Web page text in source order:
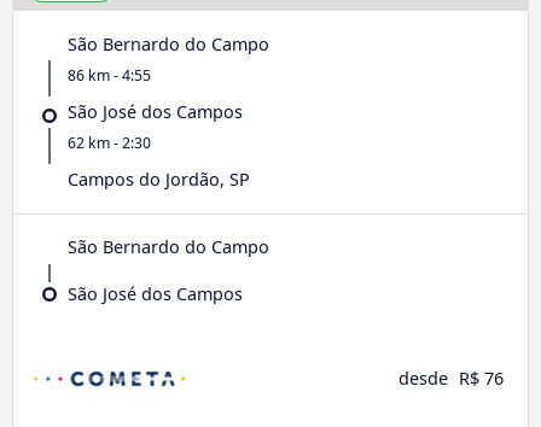
São Bernardo do Campo
86 km - 4:55
São José dos Campos
62 km - 2:30
Campos do Jordão, SP
São Bernardo do Campo
São José dos Campos
desde R$ 76